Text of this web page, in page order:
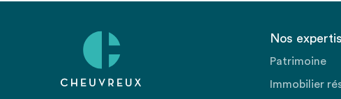
Nos
Patrimoine
Immobilier